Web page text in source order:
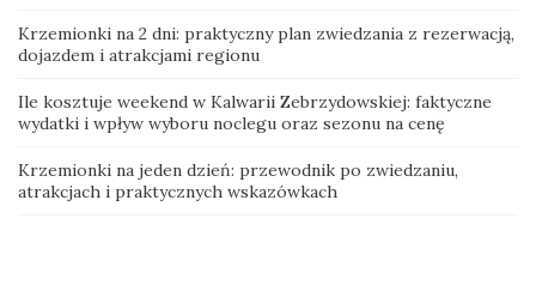
Krzemionki na 2 dni: praktyczny plan zwiedzania z rezerwacją,
dojazdem i atrakcjami regionu
Ile kosztuje weekend w Kalwarii Zebrzydowskiej: faktyczne
wydatki i wpływ wyboru noclegu oraz sezonu na cenę
Krzemionki na jeden dzień: przewodnik po zwiedzaniu,
atrakcjach i praktycznych wskazówkach